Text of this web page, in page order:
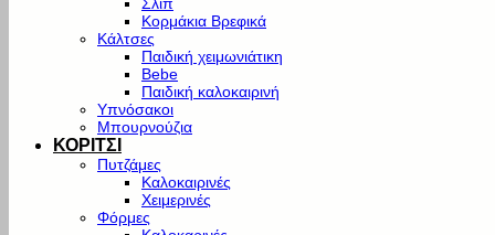
Κορμάκια Βρεφικά
Κάλτσες
Παιδική χειμωνιάτικη
Bebe
Παιδική καλοκαιρινή
Υπνόσακοι
Μπουρνούζια
ΚΟΡΙΤΣΙ
Πυτζάμες
Καλοκαιρινές
Χειμερινές
Φόρμες